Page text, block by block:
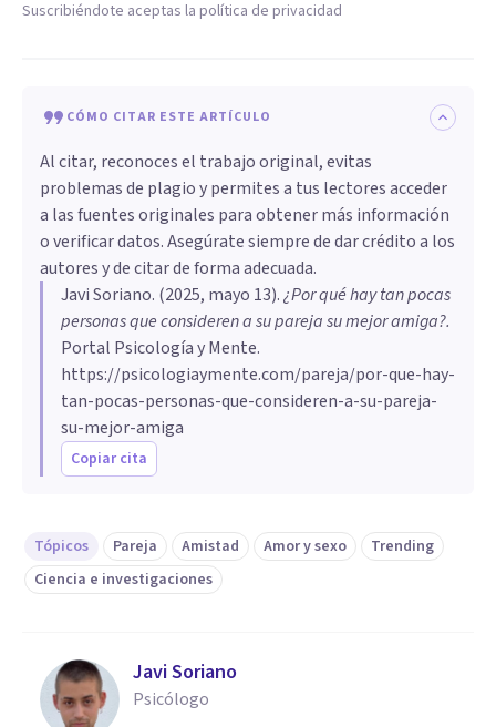
Suscribiéndote aceptas la política de privacidad
CÓMO CITAR ESTE ARTÍCULO
Al citar, reconoces el trabajo original, evitas
problemas de plagio y permites a tus lectores acceder
a las fuentes originales para obtener más información
o verificar datos. Asegúrate siempre de dar crédito a los
autores y de citar de forma adecuada.
Javi Soriano. (2025, mayo 13).¿Por qué hay tan pocas
personas que consideren a su pareja su mejor amiga?.
Portal Psicología y Mente.
https://psicologiaymente.com/pareja/por-que-hay-
tan-pocas-personas-que-consideren-a-su-pareja-
su-mejor-amiga
Copiar cita
Tópicos Pareja Amistad Amor y sexo
Trending
Ciencia e investigaciones
Javi Soriano
Psicólogo